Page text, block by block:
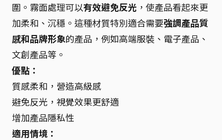
圍。霧面處理可以有效避免反光 ，使產品看起來更
加柔和、沉穩。這種材質特別適合需要強調產品質
感和品牌形象的產品，例如高端服裝、電子產品、
文創產品等。
優點：
質感柔和，營造高級感
避免反光，視覺效果更舒適
增加產品隱私性
適用情境：